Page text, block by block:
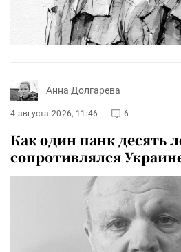
Анна Долгарева
4 августа 2026, 11:46 6
Как один панк десять
сопротивлялся